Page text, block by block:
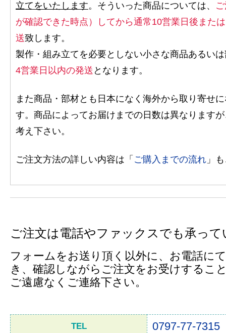
立てをいたします。そういった商品については、
が確認できた時点）してから通常10営業日後また
送致します。
製作・組み立てを必要としない小さな商品あるい
4営業日以内の発送 となります。
また商品・部材とも日本になく海外から取り寄せ
す。商品によってお届けまでの日数は異なります
考え下さい。
ご注文方法の詳しい内容は「 ご購入までの流れ 」
ご注文は電話やファックスでも承って
フォームをお送り頂く以外に、お電話に
き、確認しながらご注文をお受けするこ
ご遠慮なくご連絡下さい。
TEL 0797-77-7315